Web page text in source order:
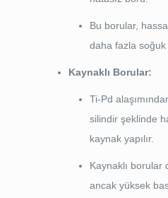
Bu borular,
daha fazla
Kaynaklı Borular:
Ti-Pd
silindir şeklinde
kaynak yapılır.
Kaynaklı borular
ancak yüksek